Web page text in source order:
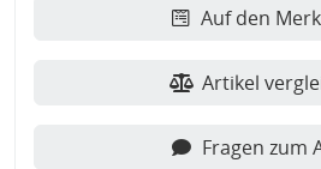
Auf den
Artikel
Fragen zum